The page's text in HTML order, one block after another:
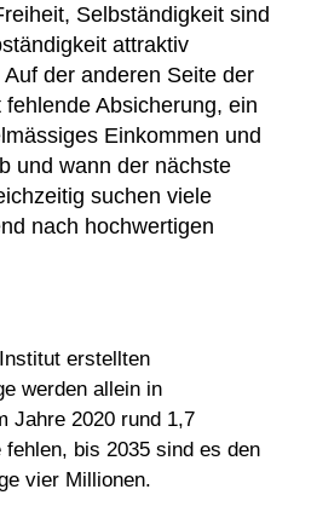
Selbständigkeit sind
attraktiv
der anderen Seite der
Absicherung, ein
Einkommen und
und wann der nächste
suchen viele
nach hochwertigen
erstellten
werden allein in
Jahre 2020 rund 1,7
bis 2035 sind es den
vier Millionen.